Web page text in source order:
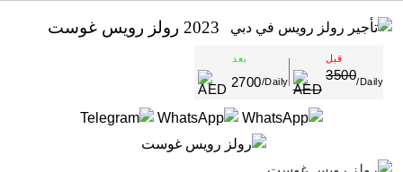
2023 رولز رويس غوست
قبل
3500/Daily
بعد
2700/Daily